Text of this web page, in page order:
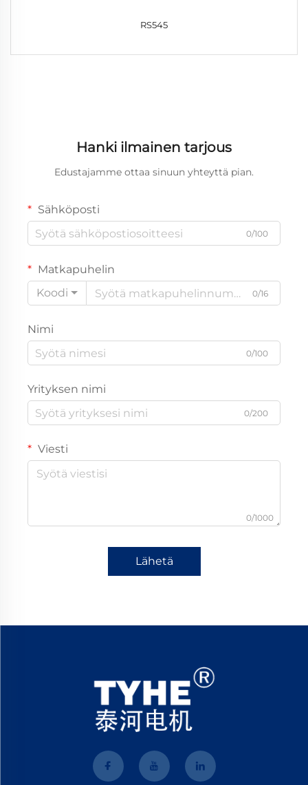
RS545
Hanki ilmainen tarjous
Edustajamme ottaa sinuun yhteyttä pian.
Sähköposti
0/100
Matkapuhelin
Koodi
0/16
Nimi
0/100
Yrityksen nimi
0/200
Viesti
0/1000
Lähetä